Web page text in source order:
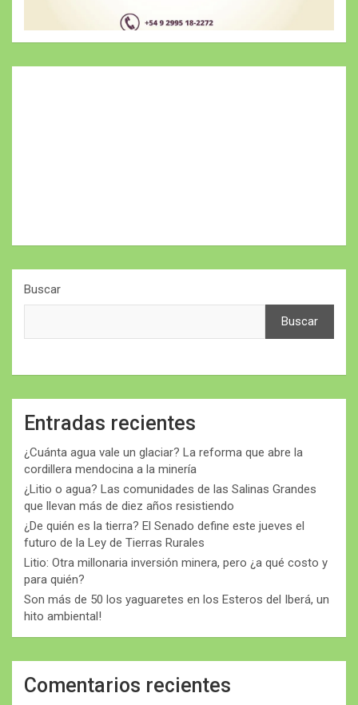
Buscar
Buscar
Entradas recientes
¿Cuánta agua vale un glaciar? La reforma que abre la
cordillera mendocina a la minería
¿Litio o agua? Las comunidades de las Salinas Grandes
que llevan más de diez años resistiendo
¿De quién es la tierra? El Senado define este jueves el
futuro de la Ley de Tierras Rurales
Litio: Otra millonaria inversión minera, pero ¿a qué costo y
para quién?
Son más de 50 los yaguaretes en los Esteros del Iberá, un
hito ambiental!
Comentarios recientes